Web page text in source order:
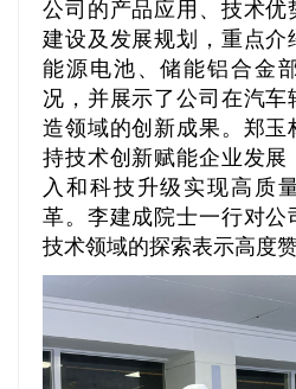
公司的产品应用、技术优
建设及发展规划，重点介
能源电池、储能铝合金
况，并展示了公司在汽车
造领域的创新成果。郑玉
持技术创新赋能企业发展
入和科技升级实现高质
革。李建成院士一行对公
技术领域的探索表示高度赞